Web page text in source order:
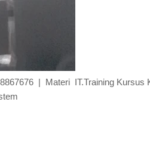
| Materi IT.Training Kursus